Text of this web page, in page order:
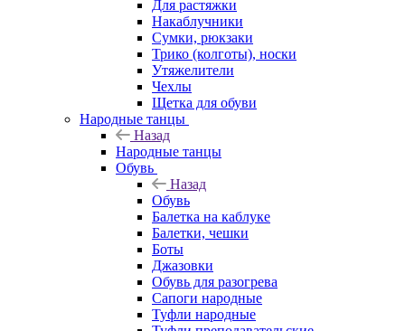
Для растяжки
Накаблучники
Сумки, рюкзаки
Трико (колготы), носки
Утяжелители
Чехлы
Щетка для обуви
Народные танцы
Назад
Народные танцы
Обувь
Назад
Обувь
Балетка на каблуке
Балетки, чешки
Боты
Джазовки
Обувь для разогрева
Сапоги народные
Туфли народные